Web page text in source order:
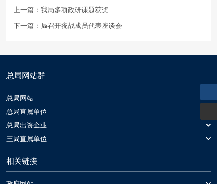
上一篇：我局多项政研课题获奖
下一篇： 局召开统战成员代表座谈会
总局网站群
总局网站
总局网站
总局直属单位
中国冶金地质总局一局
中国冶金地质总局二局
中国冶金地质总局山东局
中国冶金地质总局中南局
总局出资企业
中基发展建设工程有限责任公司
晶日金刚石工业有限公司
正元国际矿业有限公司
三局直属单位
中晋环境科技有限公司
中国冶金地质总局第三地质勘查院
相关链接